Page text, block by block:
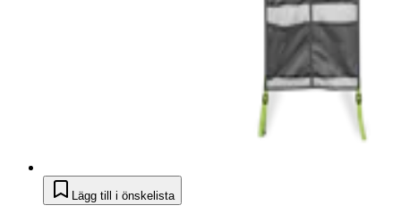
Lägg till i önskelista